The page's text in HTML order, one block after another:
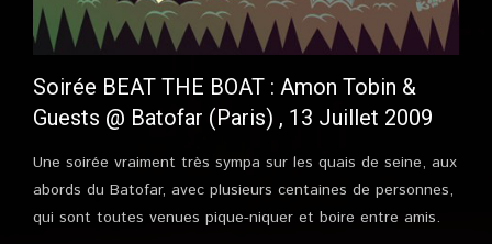
Soirée BEAT THE BOAT : Amon Tobin &
Guests @ Batofar (Paris) , 13 Juillet 2009
Une soirée vraiment très sympa sur les quais de seine, aux
abords du Batofar, avec plusieurs centaines de personnes,
qui sont toutes venues pique-niquer et boire entre amis.